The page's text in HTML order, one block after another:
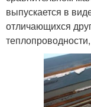
выпускается в
отличающихся